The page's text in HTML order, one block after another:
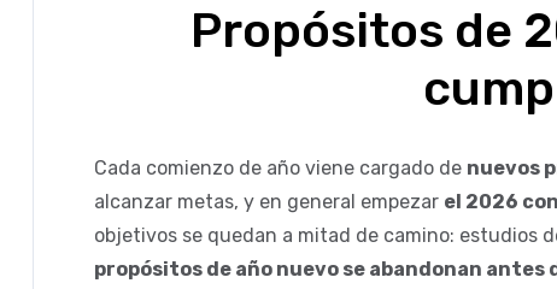
Propósitos de
Cada comienzo de año viene cargado de nuevos
alcanzar metas, y en general empezar el 2026
objetivos se quedan a mitad de camino: estudios
propósitos de año nuevo se abandonan antes